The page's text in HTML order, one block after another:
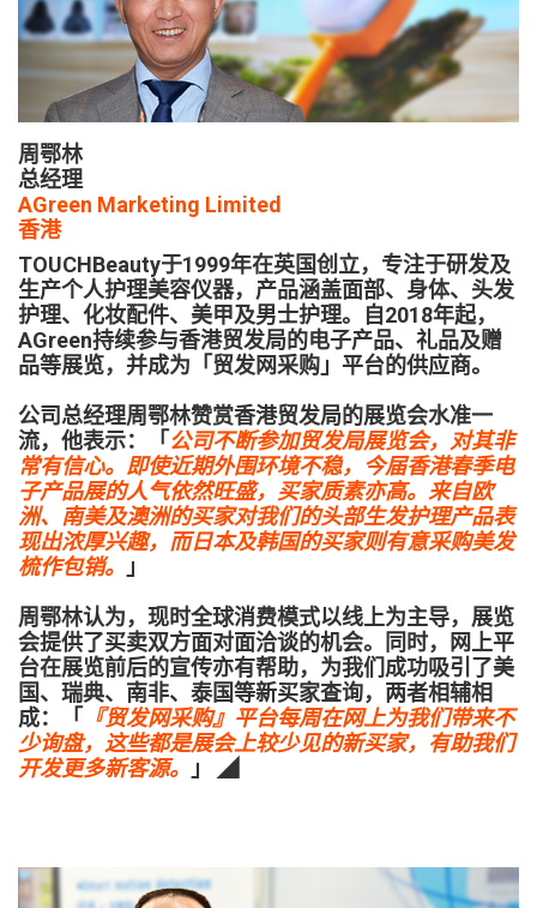
周鄂林
总经理
AGreen Marketing Limited
香港
TOUCHBeauty于1999年在英国创立，专注于研发及
生产个人护理美容仪器，产品涵盖面部、身体、头发
护理、化妆配件、美甲及男士护理。自2018年起，
AGreen持续参与香港贸发局的电子产品、礼品及赠
品等展览，并成为「贸发网采购」平台的供应商。
公司总经理周鄂林赞赏香港贸发局的展览会水准一
流，他表示：「 公司不断参加贸发局展览会，对其非
常有信心。即使近期外围环境不稳，今届香港春季电
子产品展的人气依然旺盛，买家质素亦高。来自欧
洲、南美及澳洲的买家对我们的头部生发护理产品表
现出浓厚兴趣，而日本及韩国的买家则有意采购美发
梳作包销。
」
周鄂林认为，现时全球消费模式以线上为主导，展览
会提供了买卖双方面对面洽谈的机会。同时，网上平
台在展览前后的宣传亦有帮助，为我们成功吸引了美
国、瑞典、南非、泰国等新买家查询，两者相辅相
成：「
『贸发网采购』平台每周在网上为我们带来不
少询盘，这些都是展会上较少见的新买家，有助我们
开发更多新客源。
」 ◢